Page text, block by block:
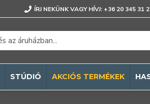
ÍRJ NEKÜNK VAGY HÍVJ: +36 20 345 31
STÚDIÓ AKCIÓS TERMÉKEK